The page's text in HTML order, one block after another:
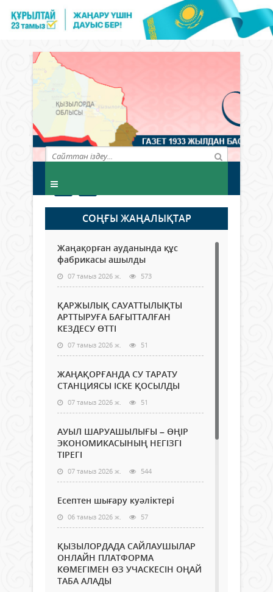
СОҢҒЫ ЖАҢАЛЫҚТАР
Жаңақорған ауданында құс
фабрикасы ашылды
07 тамыз 2026 ж. 573
ҚАРЖЫЛЫҚ САУАТТЫЛЫҚТЫ
АРТТЫРУҒА БАҒЫТТАЛҒАН
КЕЗДЕСУ ӨТТІ
07 тамыз 2026 ж. 51
ЖАҢАҚОРҒАНДА СУ ТАРАТУ
СТАНЦИЯСЫ ІСКЕ ҚОСЫЛДЫ
07 тамыз 2026 ж. 51
АУЫЛ ШАРУАШЫЛЫҒЫ – ӨҢІР
ЭКОНОМИКАСЫНЫҢ НЕГІЗГІ
ТІРЕГІ
07 тамыз 2026 ж. 544
Есептен шығару куәліктері
06 тамыз 2026 ж. 57
ҚЫЗЫЛОРДАДА САЙЛАУШЫЛАР
ОНЛАЙН ПЛАТФОРМА
КӨМЕГІМЕН ӨЗ УЧАСКЕСІН ОҢАЙ
ТАБА АЛАДЫ